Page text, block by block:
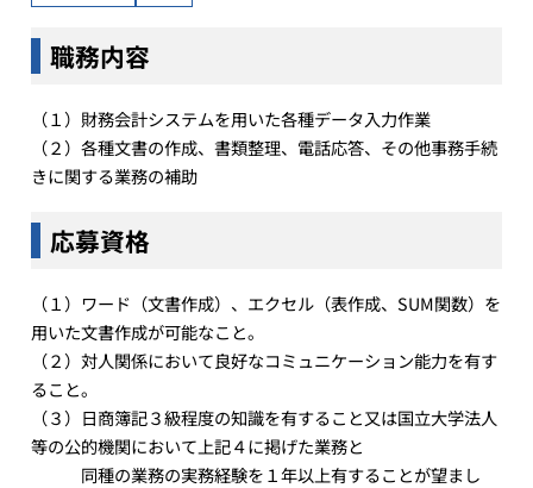
職務内容
（１）財務会計システムを用いた各種データ入力作業
（２）各種文書の作成、書類整理、電話応答、その他事務手続
きに関する業務の補助
応募資格
（１）ワード（文書作成）、エクセル（表作成、SUM関数）を
用いた文書作成が可能なこと。
（２）対人関係において良好なコミュニケーション能力を有す
ること。
（３）日商簿記３級程度の知識を有すること又は国立大学法人
等の公的機関において上記４に掲げた業務と
同種の業務の実務経験を１年以上有することが望まし